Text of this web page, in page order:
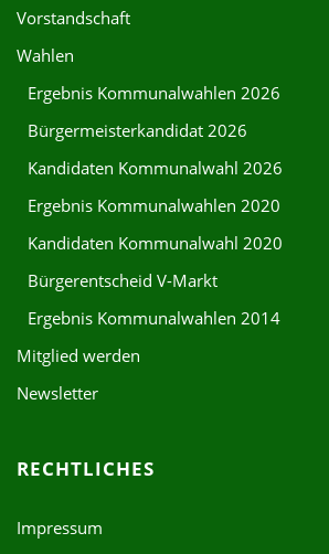
Vorstandschaft
Wahlen
Ergebnis Kommunalwahlen 2026
Bürgermeisterkandidat 2026
Kandidaten Kommunalwahl 2026
Ergebnis Kommunalwahlen 2020
Kandidaten Kommunalwahl 2020
Bürgerentscheid V-Markt
Ergebnis Kommunalwahlen 2014
Mitglied werden
Newsletter
RECHTLICHES
Impressum